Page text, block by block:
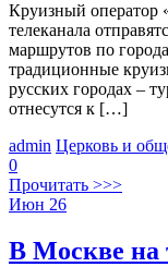
Круизный оператор
телеканала
маршрутов по
традиционные
русских городах –
отнесутся к […]
admin Церковь и
0
Прочитать >>>
Июн 26
В Москве на